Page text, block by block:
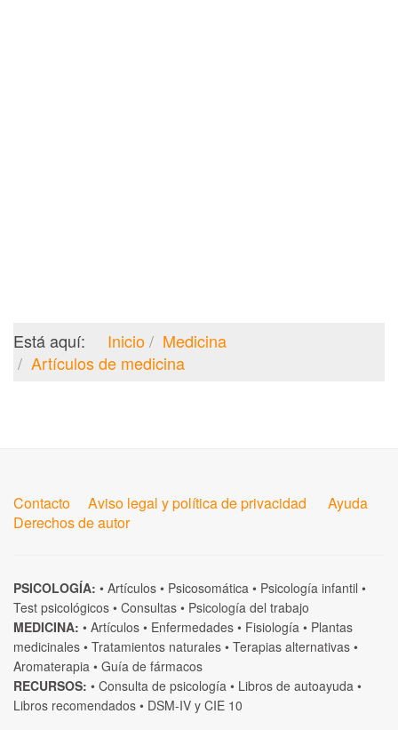
Está aquí: Inicio
Medicina
Artículos de medicina
Contacto Aviso legal y política de privacidad
Ayuda
Derechos de autor
PSICOLOGÍA: • Artículos • Psicosomática • Psicología infantil •
Test psicológicos • Consultas • Psicología del trabajo
MEDICINA: • Artículos • Enfermedades • Fisiología • Plantas
medicinales • Tratamientos naturales • Terapias alternativas •
Aromaterapia • Guía de fármacos
RECURSOS: • Consulta de psicología • Libros de autoayuda •
Libros recomendados • DSM-IV y CIE 10